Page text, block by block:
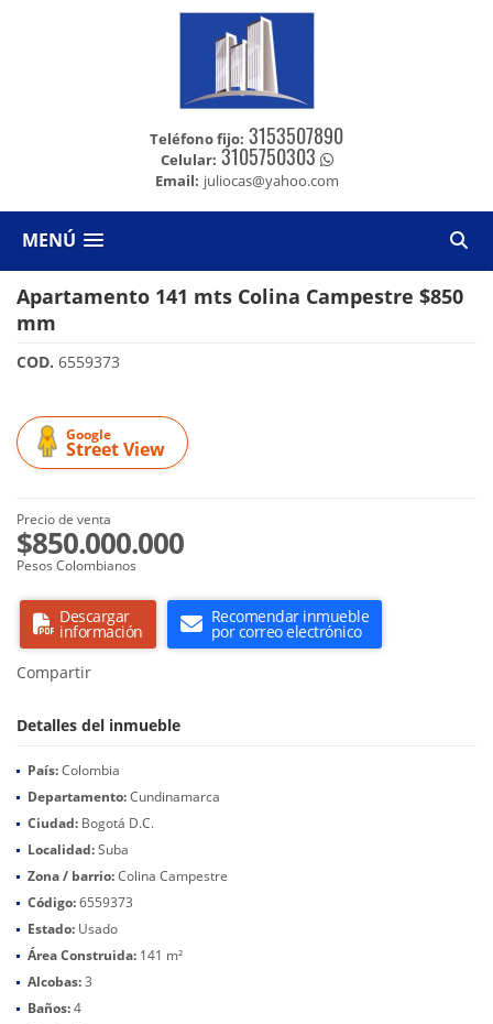
Teléfono fijo: 3153507890
Celular: 3105750303
Email: juliocas@yahoo.com
MENÚ
Apartamento 141 mts Colina Campestre $850
mm
COD. 6559373
Google
Street View
Precio de venta
$850.000.000
Pesos Colombianos
Descargar
información
Recomendar inmueble
por correo electrónico
Compartir
Detalles del inmueble
País:Colombia
Departamento:Cundinamarca
Ciudad: Bogotá D.C.
Localidad:Suba
Zona / barrio:Colina Campestre
Código:6559373
Estado: Usado
Área Construida: 141 m²
Alcobas:3
Baños:4